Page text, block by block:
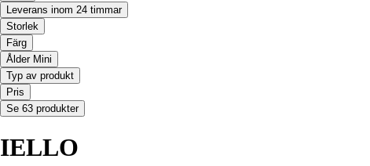
Leverans inom 24 timmar
Storlek
Färg
Ålder Mini
Typ av produkt
Pris
Se 63 produkter
IELLO